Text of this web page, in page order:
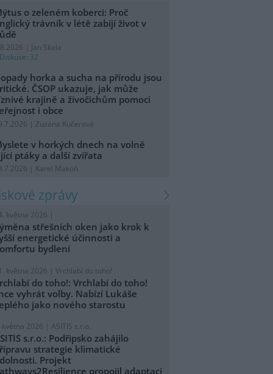
o zeleném koberci: Proč
trávník v létě zabíjí život v
| Jan Skala
Diskuse: 32
horka a sucha na přírodu jsou
ČSOP ukazuje, jak může
krajině a živočichům pomoci
i obce
| Zuzana Kučerová
v horkých dnech na volně
ptáky a další zvířata
| Karel Makoň
zprávy
května 2026 |
střešních oken jako krok k
energetické účinnosti a
bydlení
května 2026 | Vrchlabí do toho!
do toho!: Vrchlabí do toho!
vyhrát volby. Nabízí Lukáše
jako nového starostu
května 2026 | ASITIS s.r.o.
s.r.o.: Podřipsko zahájilo
strategie klimatické
Projekt
propojil adaptaci